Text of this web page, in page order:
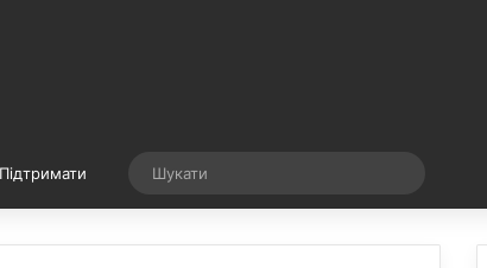
Підтримати Випадкова стаття